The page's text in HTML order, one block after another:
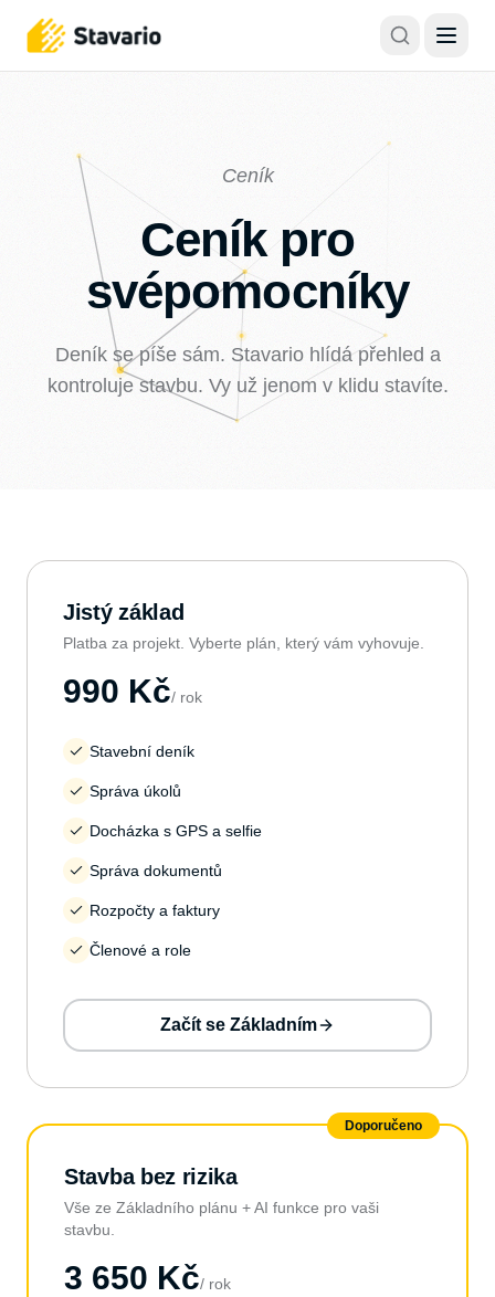
Ceník
Ceník pro
svépomocníky
Deník se píše sám. Stavario hlídá přehled a
kontroluje stavbu. Vy už jenom v klidu stavíte.
Jistý základ
Platba za projekt. Vyberte plán, který vám vyhovuje.
990 Kč/ rok
Stavební deník
Správa úkolů
Docházka s GPS a selfie
Správa dokumentů
Rozpočty a faktury
Členové a role
Začít se Základním
Doporučeno
Stavba bez rizika
Vše ze Základního plánu + AI funkce pro vaši
stavbu.
3 650 Kč/ rok